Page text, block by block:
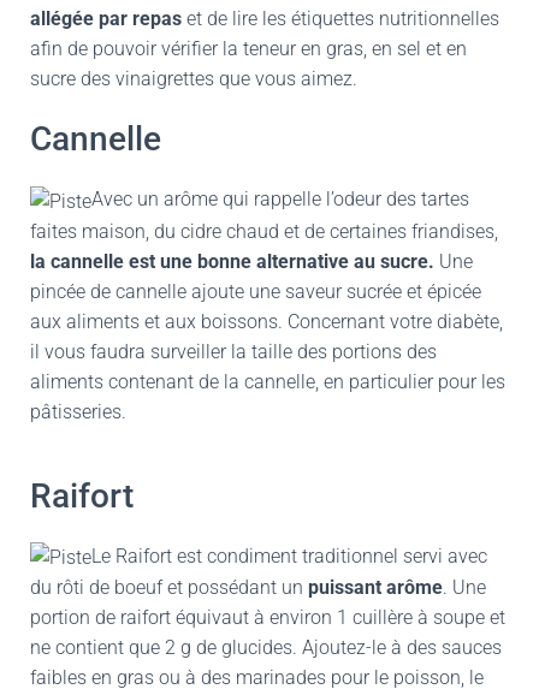
allégée par repas et de lire les étiquettes nutritionnelles
afin de pouvoir vérifier la teneur en gras, en sel et en
sucre des vinaigrettes que vous aimez.
Cannelle
Avec un arôme qui rappelle l’odeur des tartes
faites maison, du cidre chaud et de certaines friandises,
la cannelle est une bonne alternative au sucre. Une
pincée de cannelle ajoute une saveur sucrée et épicée
aux aliments et aux boissons. Concernant votre diabète,
il vous faudra surveiller la taille des portions des
aliments contenant de la cannelle, en particulier pour les
pâtisseries.
Raifort
Le Raifort est condiment traditionnel servi avec
du rôti de boeuf et possédant un puissant arôme. Une
portion de raifort équivaut à environ 1 cuillère à soupe et
ne contient que 2 g de glucides. Ajoutez-le à des sauces
faibles en gras ou à des marinades pour le poisson, le